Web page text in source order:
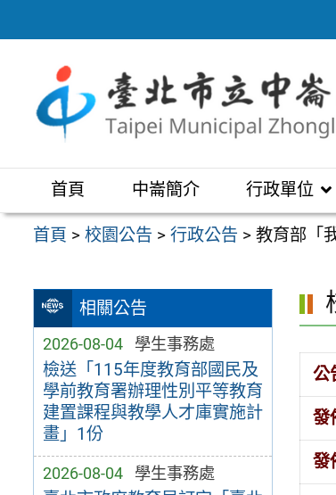
至
區
首頁 中崙簡介 行政單位
首頁 >校園公告 >行政公告 >教育部「
相關公告
2026-08-04 學生事務處
檢送「115年度教育部國民及
學前教育署辦理性別平等教育
建置課程與教學人才庫實施計
畫」1份
2026-08-04 學生事務處
公
發
發